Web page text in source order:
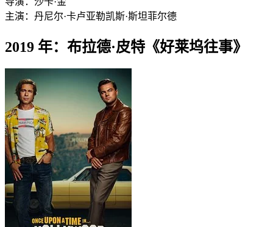
主演： 丹尼尔·卡卢亚勒凯斯·斯坦菲尔德
2019 年：布拉德·皮特《好莱坞往事》